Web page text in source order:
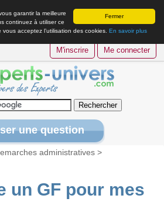
Fermer
garantir la meilleure
continuez à utiliser ce
acceptez l’utilisation des cookies. En savoir plus
M'inscrire Me connecter
une question
administratives >
un GF pour mes